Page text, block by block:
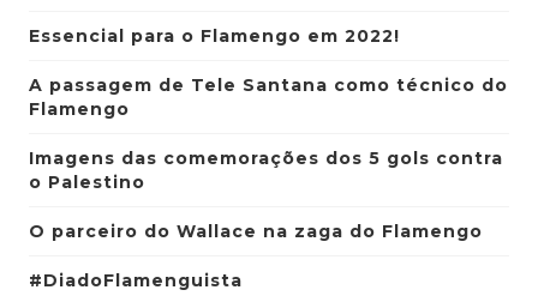
Essencial para o Flamengo em 2022!
A passagem de Tele Santana como técnico do
Flamengo
Imagens das comemorações dos 5 gols contra
o Palestino
O parceiro do Wallace na zaga do Flamengo
#DiadoFlamenguista